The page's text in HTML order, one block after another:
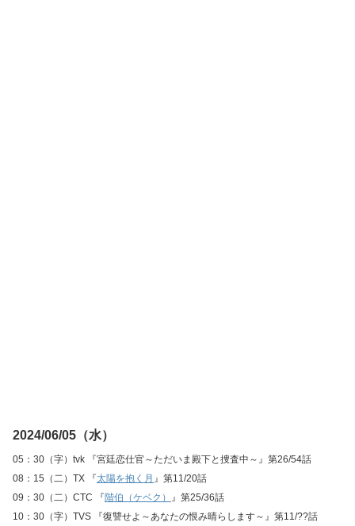
2024/06/05（水）
05：30（字）tvk 『宮廷恋仕官～ただいま殿下と捜査中～』第26/54話
08：15（二）TX 『太陽を抱く月 』第11/20話
09：30（二）CTC 『階伯（ケベク） 』第25/36話
10：30（字）TVS 『復讐せよ～あなたの恨み晴らします～』第11/??話